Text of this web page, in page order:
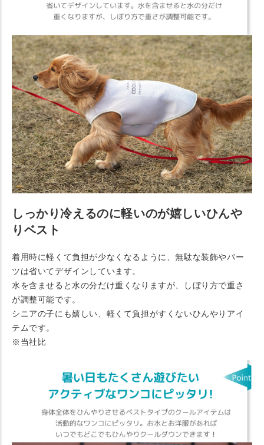
しっかり冷えるのに軽いのが嬉しいひんや
りベスト
着用時に軽くて負担が少なくなるように、無駄な装飾やパー
ツは省いてデザインしています。
水を含ませると水の分だけ重くなりますが、しぼり方で重さ
が調整可能です。
シニアの子にも嬉しい、軽くて負担がすくないひんやりアイ
テムです。
※当社比